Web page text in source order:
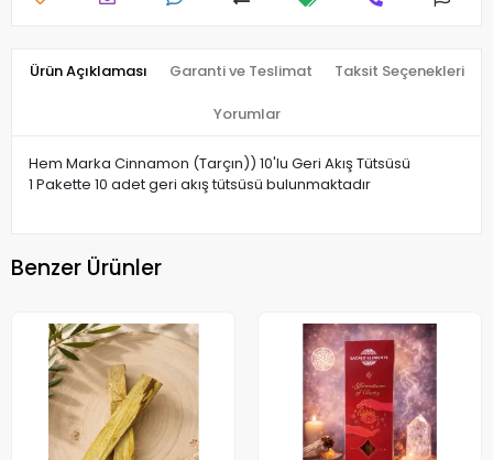
Ürün Açıklaması Garanti ve Teslimat Taksit Seçenekleri
Yorumlar
Hem Marka Cinnamon (Tarçın)) 10'lu Geri Akış Tütsüsü
1 Pakette 10 adet geri akış tütsüsü bulunmaktadır
Benzer Ürünler